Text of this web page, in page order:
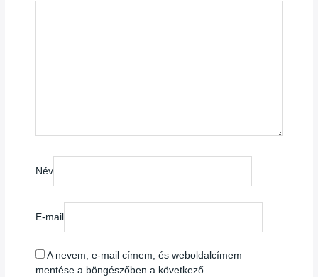
Név
E-mail
A nevem, e-mail címem, és weboldalcímem
mentése a böngészőben a következő